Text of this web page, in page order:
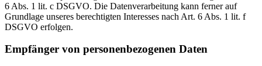
6 Abs. 1 lit. c DSGVO. Die Datenverarbeitung kann ferner auf
Grundlage unseres berechtigten Interesses nach Art. 6 Abs. 1 lit. f
DSGVO erfolgen.
Empfänger von personenbezogenen Daten